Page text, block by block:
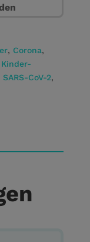
, Corona,
Kinder-
SARS-CoV-2,